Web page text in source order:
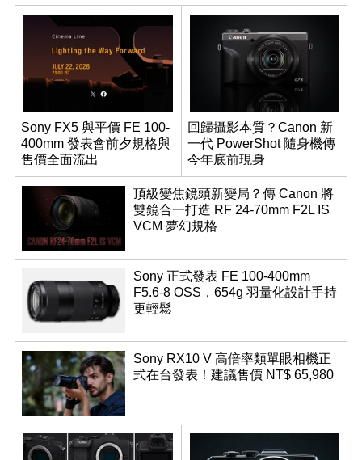
Sony FX5 與平價 FE 100-
400mm 發表會前夕規格與
售價全面流出
回歸攝影本質？Canon 新
一代 PowerShot 隨身機傳
今年底前現身
頂級變焦鏡頭新變局？傳 Canon 將
雙鏡合一打造 RF 24-70mm F2L IS
VCM 夢幻規格
Sony 正式發表 FE 100-400mm
F5.6-8 OSS，654g 羽量化設計手持
更輕鬆
Sony RX10 V 高倍率類單眼相機正
式在台發表！建議售價 NT$ 65,980